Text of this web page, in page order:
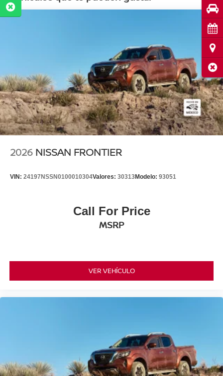
2026 NISSAN FRONTIER
VIN: 24197NSSN0100010304Valores: 30313Modelo: 93051
Call For Price
MSRP
VER VEHÍCULO